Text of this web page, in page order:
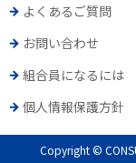
よくあるご質問
お問い合わせ
組合員になるには
個人情報保護方針
Copyright ©